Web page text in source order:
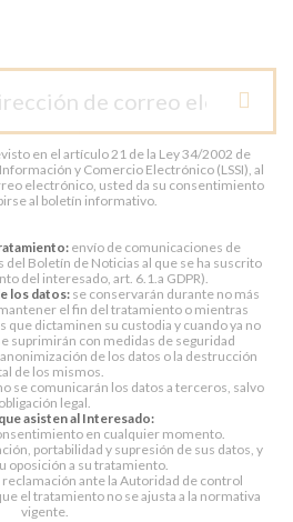
en el artículo 21 de la Ley 34/2002 de
y Comercio Electrónico (LSSI), al
electrónico, usted da su consentimiento
al boletín informativo.
envío de comunicaciones de
del Boletín de Noticias al que se ha suscrito
del interesado, art. 6.1.a GDPR).
los datos:se conservarán durante no más
el fin del tratamiento o mientras
que dictaminen su custodia y cuando ya no
suprimirán con medidas de seguridad
de los datos o la destrucción
de los mismos.
se comunicarán los datos a terceros, salvo
obligación legal.
asisten al Interesado:
en cualquier momento.
portabilidad y supresión de sus datos, y
oposición a su tratamiento.
ante la Autoridad de control
el tratamiento no se ajusta a la normativa
vigente.